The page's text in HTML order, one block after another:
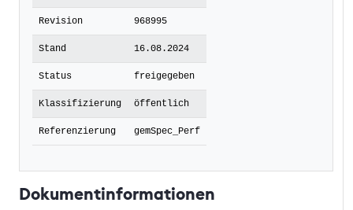
Revision 968995
Stand 16.08.2024
Status freigegeben
Klassifizierung öffentlich
Referenzierung gemSpec_Perf
Dokumentinformationen